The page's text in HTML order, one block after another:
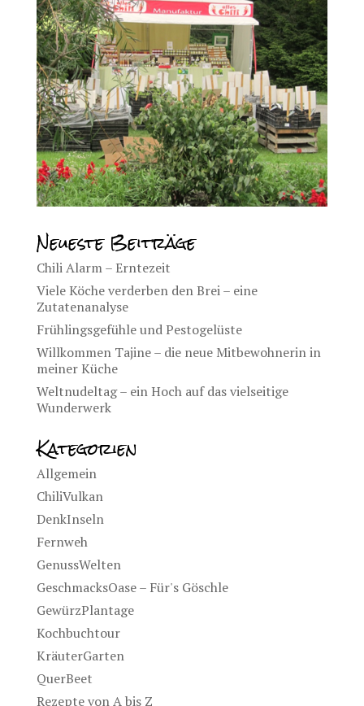
Neueste Beiträge
Chili Alarm – Erntezeit
Viele Köche verderben den Brei – eine
Zutatenanalyse
Frühlingsgefühle und Pestogelüste
Willkommen Tajine – die neue Mitbewohnerin in
meiner Küche
Weltnudeltag – ein Hoch auf das vielseitige
Wunderwerk
Kategorien
Allgemein
ChiliVulkan
DenkInseln
Fernweh
GenussWelten
GeschmacksOase – Für's Göschle
GewürzPlantage
Kochbuchtour
KräuterGarten
QuerBeet
Rezepte von A bis Z